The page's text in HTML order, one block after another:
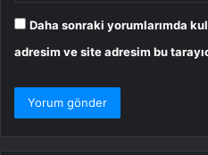
Daha sonraki yorumlarımda
adresim ve site adresim bu